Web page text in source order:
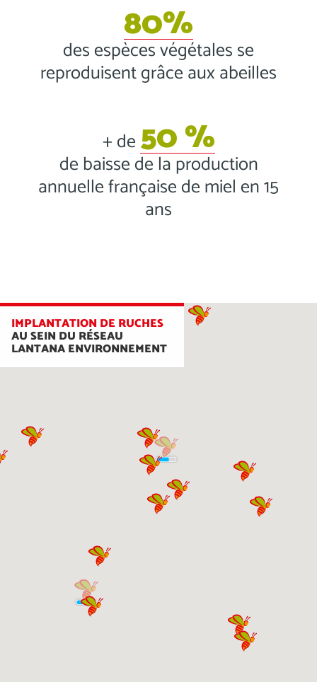
80%
des espèces végétales se
reproduisent grâce aux abeilles
+ de50 %
de baisse de la production
annuelle française de miel en 15
ans
IMPLANTATION DE RUCHES
AU SEIN DU RÉSEAU
LANTANA ENVIRONNEMENT